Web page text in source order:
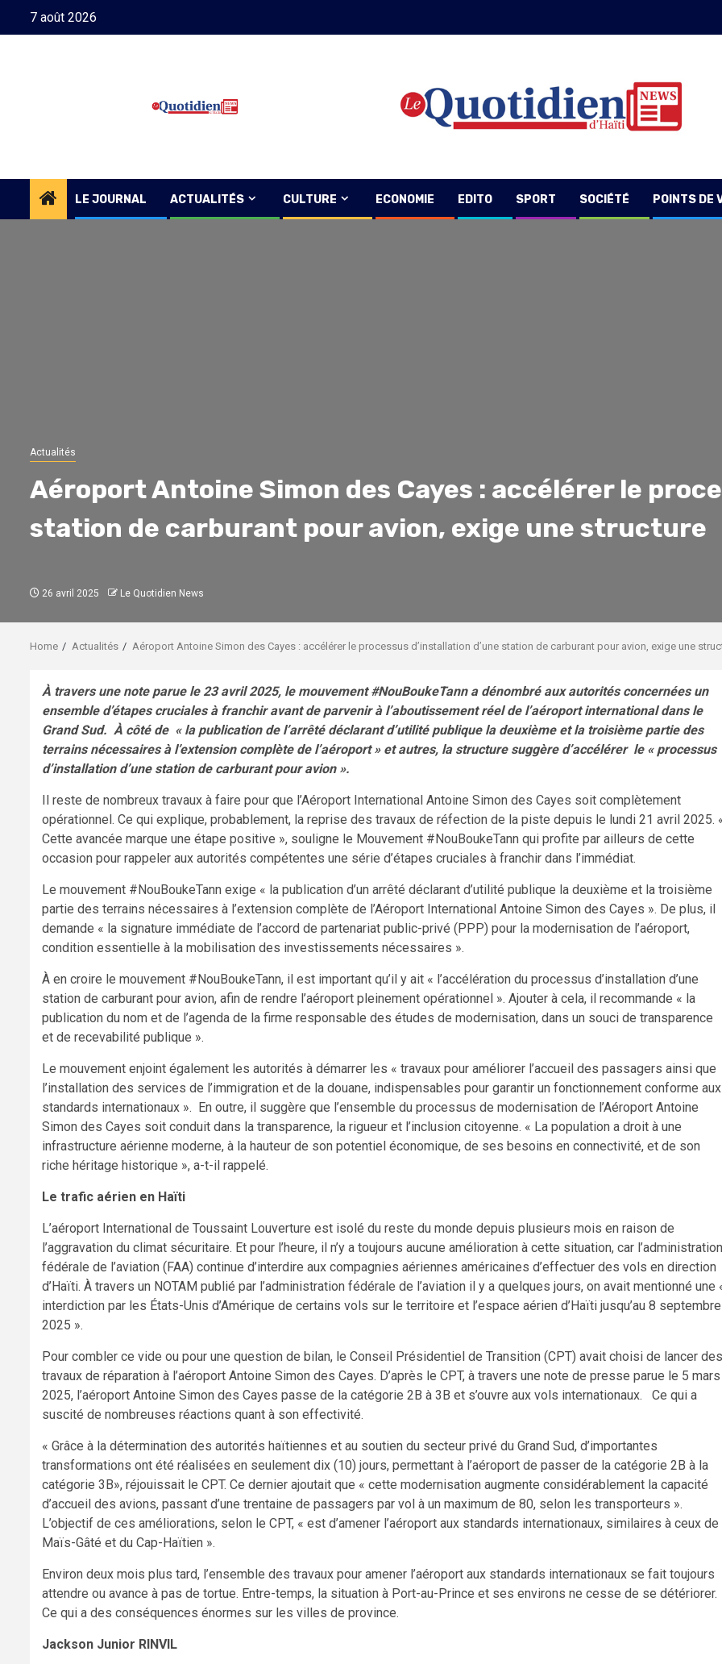
7 août 2026
LE JOURNAL ACTUALITÉS CULTURE ECONOMIE EDITO SPORT SOCIÉTÉ POINTS DE
Actualités
Aéroport Antoine Simon des Cayes : accélérer le
station de carburant pour avion, exige une structure
26 avril 2025 Le Quotidien News
Home Actualités Aéroport Antoine Simon des Cayes : accélérer le processus d’installation d’une station de carburant pour avion, exige une
À travers une note parue le 23 avril 2025, le mouvement #NouBoukeTann a dénombré aux autorités concernées un
ensemble d’étapes cruciales à franchir avant de parvenir à l’aboutissement réel de l’aéroport international dans le
Grand Sud. À côté de « la publication de l’arrêté déclarant d’utilité publique la deuxième et la troisième partie des
terrains nécessaires à l’extension complète de l’aéroport » et autres, la structure suggère d’accélérer le « processus
d’installation d’une station de carburant pour avion ».
Il reste de nombreux travaux à faire pour que l’Aéroport International Antoine Simon des Cayes soit complètement
opérationnel. Ce qui explique, probablement, la reprise des travaux de réfection de la piste depuis le lundi 21 avril 2025.
Cette avancée marque une étape positive », souligne le Mouvement #NouBoukeTann qui profite par ailleurs de cette
occasion pour rappeler aux autorités compétentes une série d’étapes cruciales à franchir dans l’immédiat.
Le mouvement #NouBoukeTann exige « la publication d’un arrêté déclarant d’utilité publique la deuxième et la troisième
partie des terrains nécessaires à l’extension complète de l’Aéroport International Antoine Simon des Cayes ». De plus, il
demande « la signature immédiate de l’accord de partenariat public-privé (PPP) pour la modernisation de l’aéroport,
condition essentielle à la mobilisation des investissements nécessaires ».
À en croire le mouvement #NouBoukeTann, il est important qu’il y ait « l’accélération du processus d’installation d’une
station de carburant pour avion, afin de rendre l’aéroport pleinement opérationnel ». Ajouter à cela, il recommande « la
publication du nom et de l’agenda de la firme responsable des études de modernisation, dans un souci de transparence
et de recevabilité publique ».
Le mouvement enjoint également les autorités à démarrer les « travaux pour améliorer l’accueil des passagers ainsi que
l’installation des services de l’immigration et de la douane, indispensables pour garantir un fonctionnement conforme aux
standards internationaux ». En outre, il suggère que l’ensemble du processus de modernisation de l’Aéroport Antoine
Simon des Cayes soit conduit dans la transparence, la rigueur et l’inclusion citoyenne. « La population a droit à une
infrastructure aérienne moderne, à la hauteur de son potentiel économique, de ses besoins en connectivité, et de son
riche héritage historique », a-t-il rappelé.
Le trafic aérien en Haïti
L’aéroport International de Toussaint Louverture est isolé du reste du monde depuis plusieurs mois en raison de
l’aggravation du climat sécuritaire. Et pour l’heure, il n’y a toujours aucune amélioration à cette situation, car l’administration
fédérale de l’aviation (FAA) continue d’interdire aux compagnies aériennes américaines d’effectuer des vols en direction
d’Haïti. À travers un NOTAM publié par l’administration fédérale de l’aviation il y a quelques jours, on avait mentionné une
interdiction par les États-Unis d’Amérique de certains vols sur le territoire et l’espace aérien d’Haïti jusqu’au 8 septembre
2025 ».
Pour combler ce vide ou pour une question de bilan, le Conseil Présidentiel de Transition (CPT) avait choisi de lancer des
travaux de réparation à l’aéroport Antoine Simon des Cayes. D’après le CPT, à travers une note de presse parue le 5 mars
2025, l’aéroport Antoine Simon des Cayes passe de la catégorie 2B à 3B et s’ouvre aux vols internationaux. Ce qui a
suscité de nombreuses réactions quant à son effectivité.
« Grâce à la détermination des autorités haïtiennes et au soutien du secteur privé du Grand Sud, d’importantes
transformations ont été réalisées en seulement dix (10) jours, permettant à l’aéroport de passer de la catégorie 2B à la
catégorie 3B», réjouissait le CPT. Ce dernier ajoutait que « cette modernisation augmente considérablement la capacité
d’accueil des avions, passant d’une trentaine de passagers par vol à un maximum de 80, selon les transporteurs ».
L’objectif de ces améliorations, selon le CPT, « est d’amener l’aéroport aux standards internationaux, similaires à ceux de
Maïs-Gâté et du Cap-Haïtien ».
Environ deux mois plus tard, l’ensemble des travaux pour amener l’aéroport aux standards internationaux se fait toujours
attendre ou avance à pas de tortue. Entre-temps, la situation à Port-au-Prince et ses environs ne cesse de se détériorer.
Ce qui a des conséquences énormes sur les villes de province.
Jackson Junior RINVIL